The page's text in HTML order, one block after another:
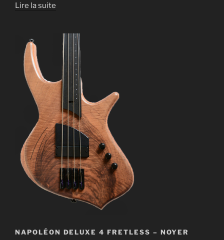
Lire la suite
NAPOLÉON DELUXE 4 FRETLESS – NOYER